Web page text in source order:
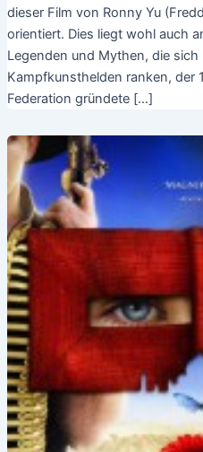
dieser Film von Ronny Yu
orientiert. Dies liegt wohl auch
Legenden und Mythen, die
Kampfkunsthelden ranken, der
Federation gründete […]